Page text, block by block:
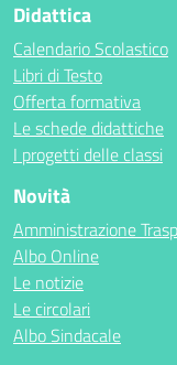
Didattica
Calendario Scolastico
Libri di Testo
Offerta formativa
Le schede didattiche
I progetti delle classi
Novità
Amministrazione
Albo Online
Le notizie
Le circolari
Albo Sindacale